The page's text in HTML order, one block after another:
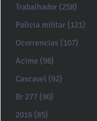
Trabalhador (258)
Policia militar (121)
Ocorrencias (107)
Acime (98)
Cascavel (92)
Br 277 (90)
2016 (85)